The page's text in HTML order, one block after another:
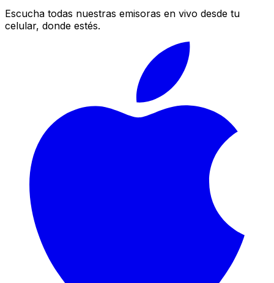
Escucha todas nuestras emisoras en vivo desde tu
celular, donde estés.